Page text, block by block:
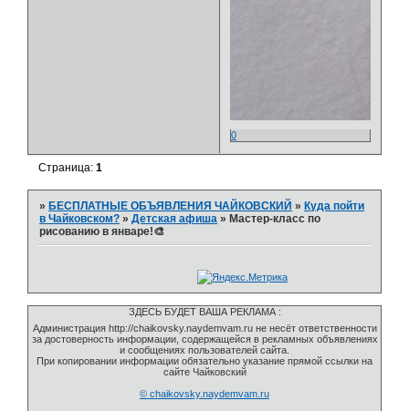
0
Страница:1
»БЕСПЛАТНЫЕ ОБЪЯВЛЕНИЯ ЧАЙКОВСКИЙ »Куда пойти
в Чайковском? »Детская афиша »Мастер-класс по
рисованию в январе!🎨
ЗДЕСЬ БУДЕТ ВАША РЕКЛАМА :
Администрация http://chaikovsky.naydemvam.ru не несёт ответственности
за достоверность информации, содержащейся в рекламных объявлениях
и сообщениях пользователей сайта.
При копировании информации обязательно указание прямой ссылки на
сайте Чайковский
© chaikovsky.naydemvam.ru